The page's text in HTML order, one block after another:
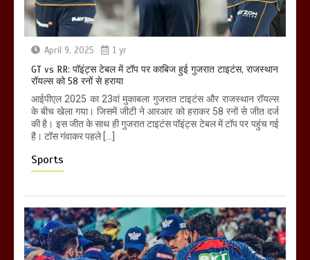
April 9, 2025 1 yr
GT vs RR: पॉइंट्स टेबल में टॉप पर काबिज हुई गुजरात टाइटंस, राजस्थान
रॉयल्स को 58 रनों से हराया
आईपीएल 2025 का 23वां मुकाबला गुजरात टाइटंस और राजस्थान रॉयल्स
के बीच खेला गया। जिसमें जीटी ने आरआर को हराकर 58 रनों से जीत दर्ज
की है। इस जीत के साथ ही गुजरात टाइटंस पॉइंट्स टेबल में टॉप पर पहुंच गई
है। टॉस गंवाकर पहले […]
Sports